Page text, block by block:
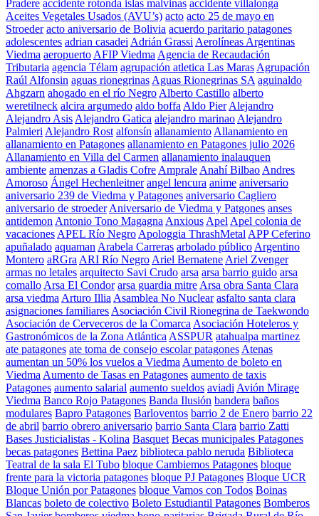
Pradere accidente rotonda islas malvinas accidente villalonga
Aceites Vegetales Usados (AVU’s) acto acto 25 de mayo en
Stroeder acto aniversario de Bolivia acuerdo paritario patagones
adolescentes adrian casadei Adrián Grassi Aerolíneas Argentinas
Viedma aeropuerto AFIP Viedma Agencia de Recaudación
Tributaria agencia Télam agrupación atletica Las Maras Agrupación
Raúl Alfonsin aguas rionegrinas Aguas Rionegrinas SA aguinaldo
Ahgzarn ahogado en el río Negro Alberto Castillo alberto
weretilneck alcira argumedo aldo boffa Aldo Pier Alejandro
Alejandro Asis Alejandro Gatica alejandro marinao Alejandro
Palmieri Alejandro Rost alfonsín allanamiento Allanamiento en
allanamiento en Patagones allanamiento en Patagones julio 2026
Allanamiento en Villa del Carmen allanamiento inalauquen
ambiente amenzas a Gladis Cofre Amprale Anahí Bilbao Andres
Amoroso Ángel Hechenleitner angel lencura anime aniversario
aniversario 239 de Viedma y Patagones aniversario Cagliero
aniversario de stroeder Aniversario de Viedma y Patgones anses
antidemon Antonio Tono Magagna Anxious Apel Apel colonia de
vacaciones APEL Río Negro Apologgia ThrashMetal APP Ceferino
apuñalado aquaman Arabela Carreras arbolado público Argentino
Montero aRGra ARI Río Negro Ariel Bernatene Ariel Zvenger
armas no letales arquitecto Savi Crudo arsa arsa barrio guido arsa
comallo Arsa El Condor arsa guardia mitre Arsa obra Santa Clara
arsa viedma Arturo Illia Asamblea No Nuclear asfalto santa clara
asignaciones familiares Asociación Civil Rionegrina de Taekwondo
Asociación de Cerveceros de la Comarca Asociación Hoteleros y
Gastronómicos de la Zona Atlántica ASSPUR atahualpa martinez
ate patagones ate toma de consejo escolar patagones Atenas
aumentan un 50% los vuelos a Viedma Aumento de boleto en
Viedma Aumento de Tasas en Patagones aumento de taxis
Patagones aumento salarial aumento sueldos aviadi Avión Mirage
Viedma Banco Rojo Patagones Banda Ilusión bandera baños
modulares Bapro Patagones Barloventos barrio 2 de Enero barrio 22
de abril barrio obrero aniversario barrio Santa Clara barrio Zatti
Bases Justicialistas - Kolina Basquet Becas municipales Patagones
becas patagones Bettina Paez biblioteca pablo neruda Biblioteca
Teatral de la sala El Tubo bloque Cambiemos Patagones bloque
frente para la victoria patagones bloque PJ Patagones Bloque UCR
Bloque Unión por Patagones bloque Vamos con Todos Boinas
Blancas boleto de colectivo Boleto Estudiantil Patagones Bomberos